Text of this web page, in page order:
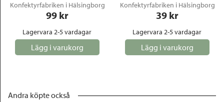
Konfektyrfabriken i Hälsingborg
99 kr
Lagervara 2-5 vardagar
Lägg i varukorg
Konfektyrfabriken i Hälsingborg
39 kr
Lagervara 2-5 vardagar
Lägg i varukorg
Andra köpte också